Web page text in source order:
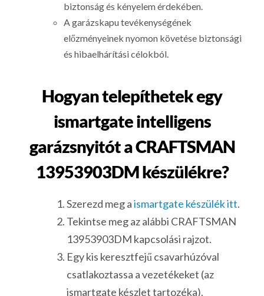
biztonság és kényelem érdekében.
A garázskapu tevékenységének
előzményeinek nyomon követése biztonsági
és hibaelhárítási célokból.
Hogyan telepíthetek egy
ismartgate intelligens
garázsnyitót a CRAFTSMAN
13953903DM készülékre?
Szerezd meg aismartgate készülék itt.
Tekintse meg az alábbi CRAFTSMAN
13953903DM kapcsolási rajzot.
Egy kis keresztfejű csavarhúzóval
csatlakoztassa a vezetékeket (az
ismartgate készlet tartozéka).